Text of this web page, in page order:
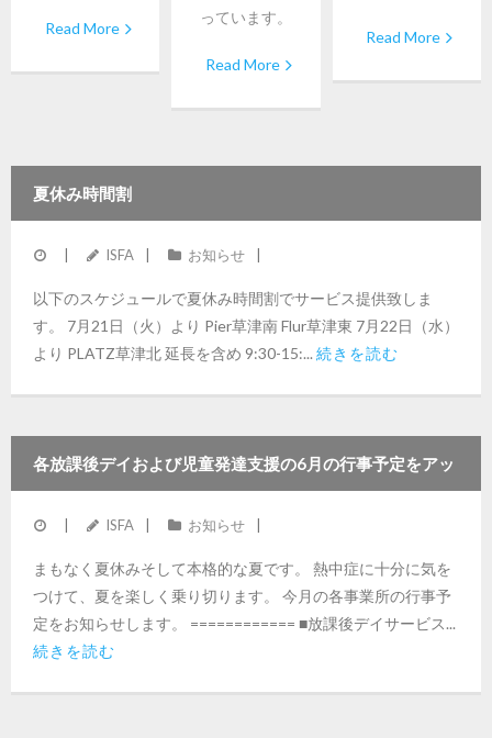
Read More
っています。
Read More
Read More
夏休み時間割
ISFA お知らせ
以下のスケジュールで夏休み時間割でサービス提供致しま
す。 7月21日（火）より Pier草津南 Flur草津東 7月22日（水）
より PLATZ草津北 延長を含め 9:30-15:... 続きを読む
各放課後デイおよび児童発達支援の6月の行事予定をアッ
プしましたISFA お知らせ
まもなく夏休みそして本格的な夏です。 熱中症に十分に気を
つけて、夏を楽しく乗り切ります。 今月の各事業所の行事予
定をお知らせします。 ============ ■放課後デイサービス...
続きを読む